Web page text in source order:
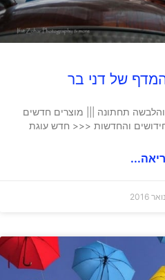
של דני בר
והלבשה תחתונה ||| מוצרים חדשים
והחדשות <<< חדש עוגת